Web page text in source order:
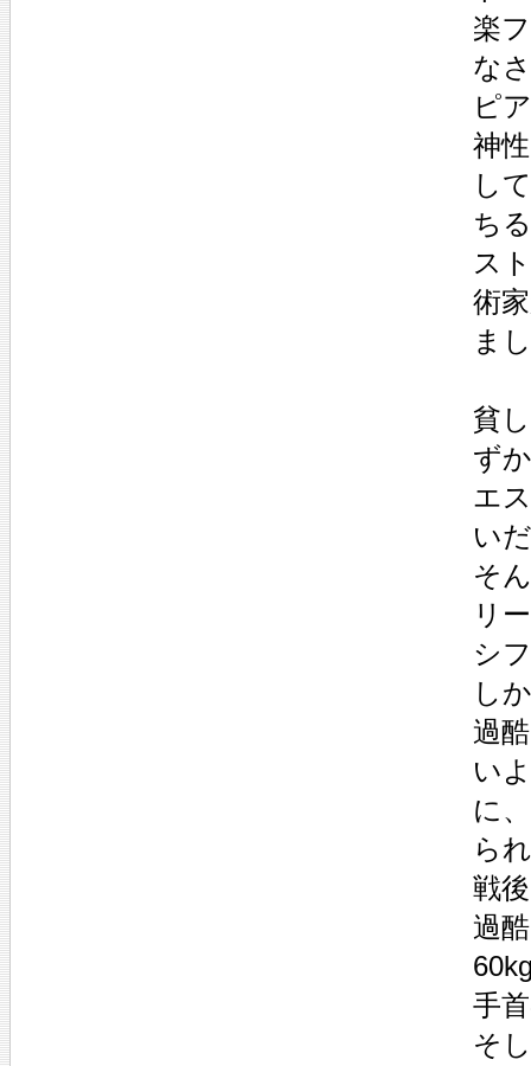
楽
な
ピ
神
し
ち
ス
術
ま
貧
ず
エ
い
そ
リ
シ
し
過
い
に
ら
戦
過
手
そ